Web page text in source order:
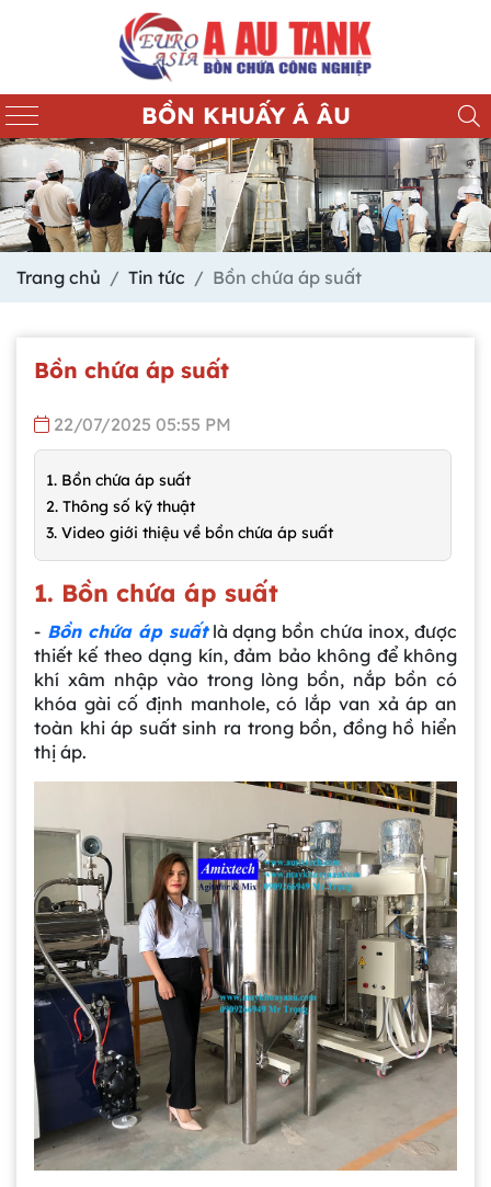
BỒN KHUẤY Á ÂU
Trang chủ Tin tức Bồn chứa áp suất
Bồn chứa áp suất
22/07/2025 05:55 PM
1. Bồn chứa áp suất
2. Thông số kỹ thuật
3. Video giới thiệu về bồn chứa áp suất
1. Bồn chứa áp suất
- Bồn chứa áp suấtlà dạng bồn chứa inox, được
thiết kế theo dạng kín, đảm bảo không để không
khí xâm nhập vào trong lòng bồn, nắp bồn có
khóa gài cố định manhole, có lắp van xả áp an
toàn khi áp suất sinh ra trong bồn, đồng hồ hiển
thị áp.